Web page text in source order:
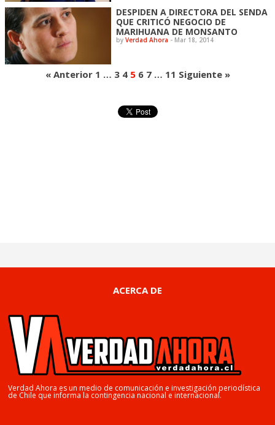
DESPIDEN A DIRECTORA DEL SENDA
QUE CRITICÓ NEGOCIO DE
MARIHUANA DE MONSANTO
byVerdad Ahora - Mar 18, 2014
« Anterior 1 … 3 4 5 6 7 … 11 Siguiente »
ACERCA DE
Verdad Ahora es un medio de comunicación e investigación periodística
de Chile que informa la contingencia nacional e internacional.